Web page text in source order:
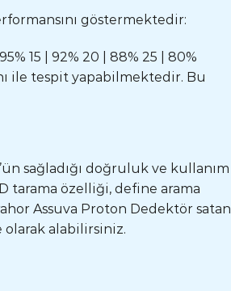
göstermektedir:
15 | 92% 20 | 88% 25 | 80%
ile tespit yapabilmektedir. Bu
sağladığı doğruluk ve kullanım
tarama özelliği, define arama
Assuva Proton Dedektör satan
olarak alabilirsiniz.